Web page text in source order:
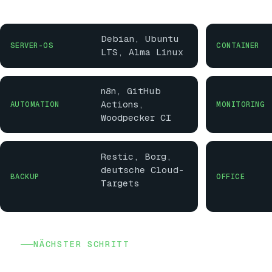
SERVER-OS
Debian, Ubuntu
LTS, Alma Linux
CONTAINER
AUTOMATION
n8n, GitHub
Actions,
Woodpecker CI
MONITORING
BACKUP
Restic, Borg,
deutsche Cloud-
Targets
OFFICE
NÄCHSTER SCHRITT